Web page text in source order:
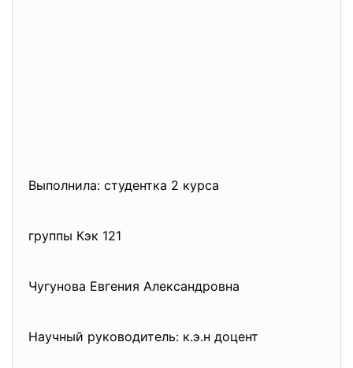
Выполнила: студентка 2 курса
группы Кэк 121
Чугунова Евгения Александровна
Научный руководитель: к.э.н доцент